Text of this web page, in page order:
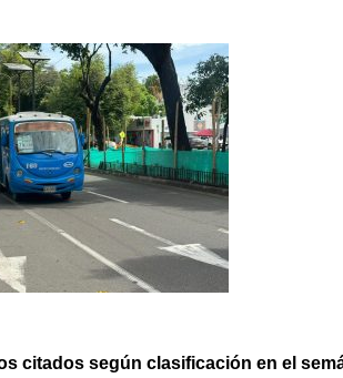
citados según clasificación en el